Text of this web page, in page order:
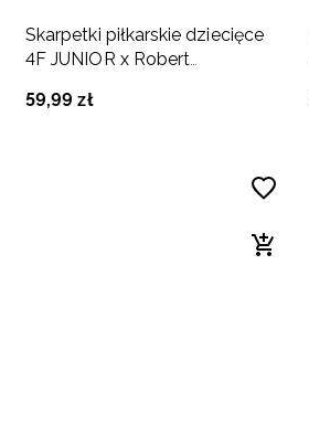
Skarpetki piłkarskie dziecięce
4F JUNIOR x Robert
59,99 zł